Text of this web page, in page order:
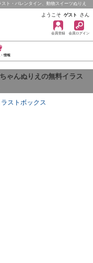
ト・バレンタイン、動物スイーツぬりえ
ようこそ ゲスト さん
会員登録 会員ログイン
情報
ゃんぬりえの無料イラス
ラストボックス